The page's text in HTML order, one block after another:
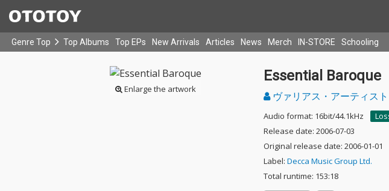
Genre Top Top Albums Top EPs New Arrivals Articles News Merch IN-STORE Schooling
Enlarge the artwork
Essential Baroque
ヴァリアス・アーティスト
Audio format: 16bit/44.1kHz
Release date: 2006-07-03
Original release date: 2006-01-01
Label: Decca Music Group Ltd.
Total runtime: 153:18